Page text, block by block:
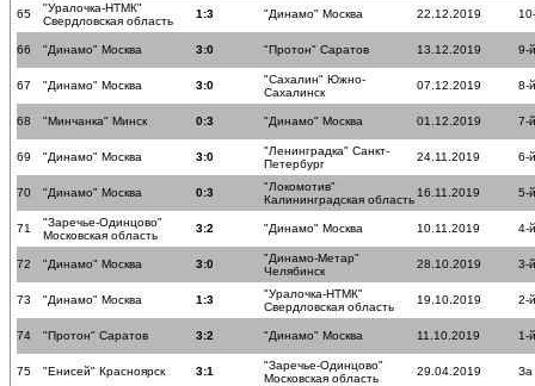
65
"Уралочка-НТМК"
Свердловская область
1:3 "Динамо" Москва 22.12.2019
66 "Динамо" Москва 3:0 "Протон" Саратов 13.12.2019 9-
67 "Динамо" Москва 3:0
"Сахалин" Южно-
Сахалинск
07.12.2019 8-
68 "Минчанка" Минск 0:3 "Динамо" Москва 01.12.2019 7-
69 "Динамо" Москва 3:0
"Ленинградка" Санкт-
Петербург
24.11.2019 6-
70 "Динамо" Москва 0:3
"Локомотив"
Калининградская область
16.11.2019 5-
71
"Заречье-Одинцово"
Московская область
3:2 "Динамо" Москва 10.11.2019 4-
72 "Динамо" Москва 3:0
"Динамо-Метар"
Челябинск
28.10.2019 3-
73 "Динамо" Москва 1:3
"Уралочка-НТМК"
Свердловская область
19.10.2019 2-
74 "Протон" Саратов 3:2 "Динамо" Москва 11.10.2019 1-
75 "Енисей" Красноярск 3:1
"Заречье-Одинцово"
Московская область
29.04.2019 За